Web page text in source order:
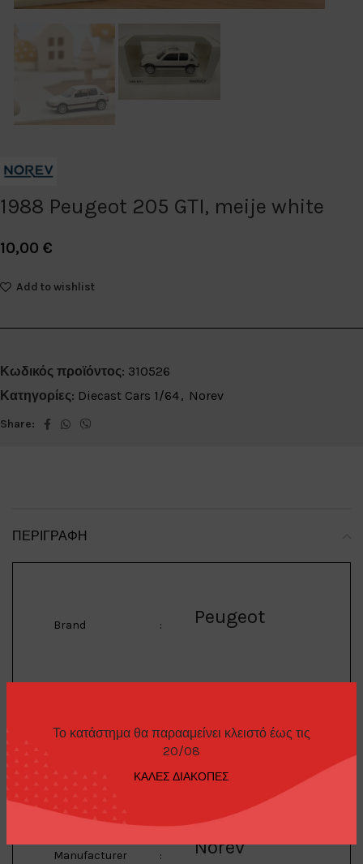
Το κατάστημα θα παρααμείνει κλειστό έως τις
20/08
ΚΑΛΕΣ ΔΙΑΚΟΠΕΣ
1988 Peugeot 205 GTI, meije white
10,00 €
Add to wishlist
Κωδικός προϊόντος: 310526
Κατηγορίες: Diecast Cars 1/64, Norev
Share:
ΠΕΡΙΓΡΑΦΉ
Brand : Peugeot
:
205 GTI, meije white
Manufacturer : Norev